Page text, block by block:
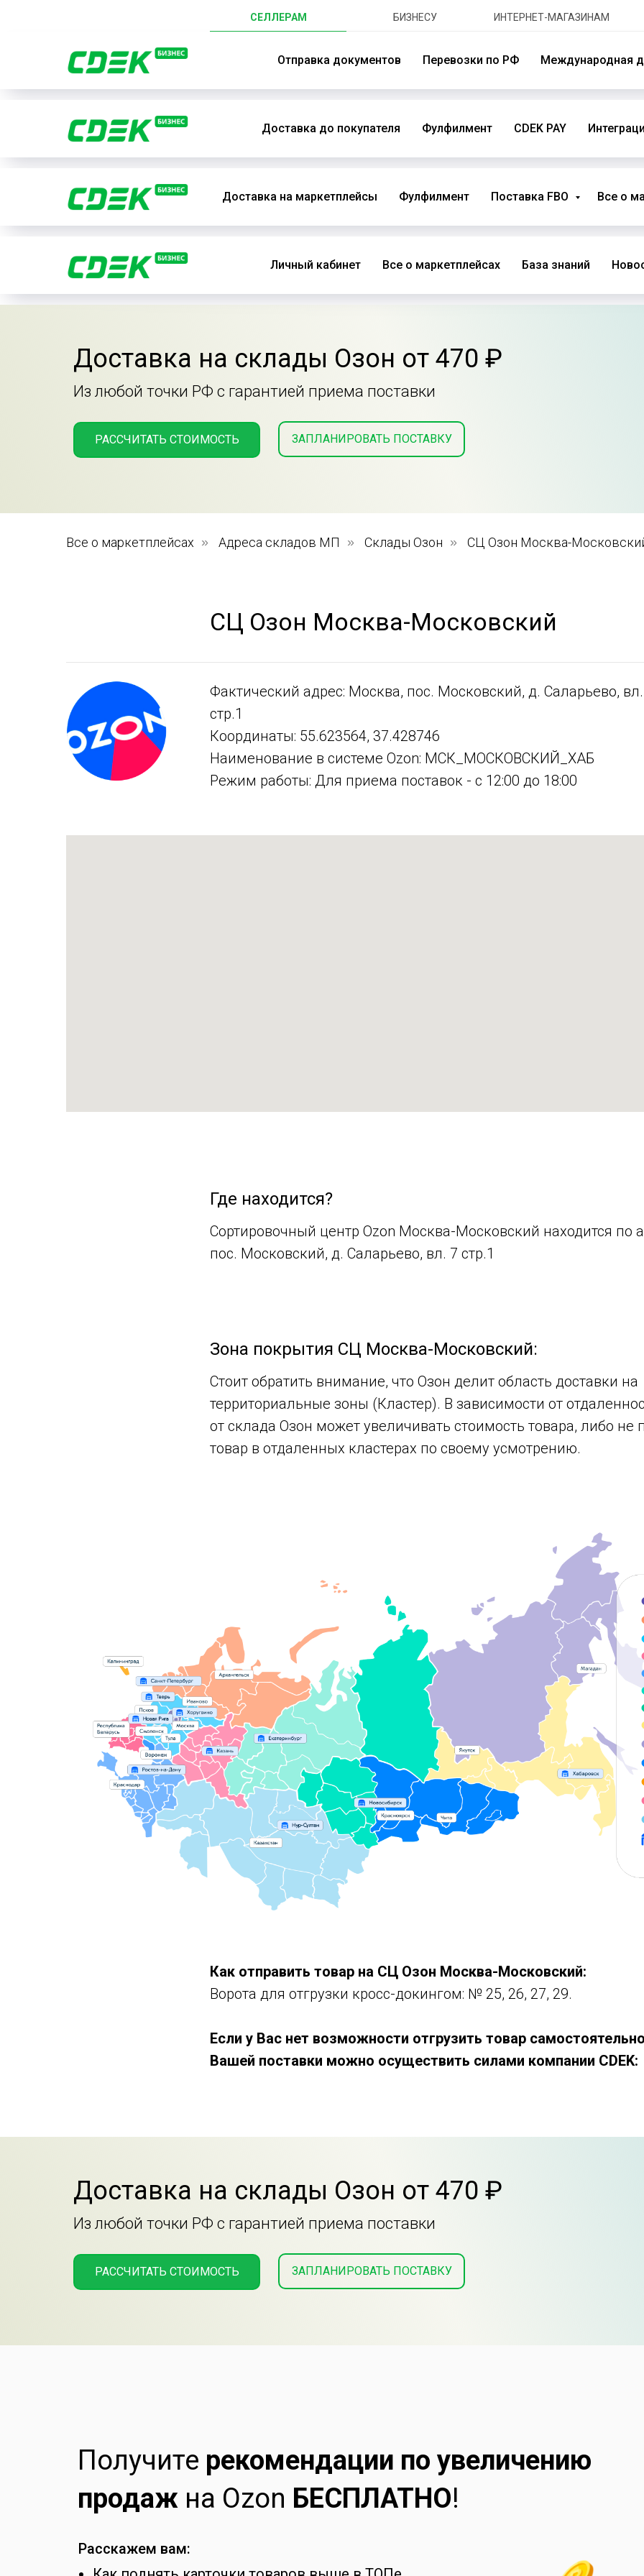
СЕЛЛЕРАМ БИЗНЕСУ ИНТЕРНЕТ-МАГАЗИНАМ
Отправка документов Перевозки по РФ Международная
Доставка до покупателя Фулфилмент CDEK PAY
Доставка на маркетплейсы Фулфилмент Поставка FBO Все о
Личный кабинет Все о маркетплейсах База знаний
Доставка на склады Озон от 470 ₽
РАССЧИТАТЬ СТОИМОСТЬ
Из любой точки РФ с гарантией приема поставки
ЗАПЛАНИРОВАТЬ ПОСТАВКУ
Все о маркетплейсах » Адреса складов МП » Склады Озон » СЦ Озон Москва-
СЦ Озон Москва-Московский
Фактический адрес: Москва, пос. Московский, д. Саларьево,
стр.1
Координаты: 55.623564, 37.428746
Наименование в системе Ozon: МСК_МОСКОВСКИЙ_ХАБ
Режим работы: Для приема поставок - с 12:00 до 18:00
Где находится?
Сортировочный центр Ozon Москва-Московский находится по
пос. Московский, д. Саларьево, вл. 7 стр.1
Зона покрытия СЦ Москва-Московский:
Стоит обратить внимание, что Озон делит область доставки на
территориальные зоны (Кластер). В зависимости от
от склада Озон может увеличивать стоимость товара, либо не
товар в отдаленных кластерах по своему усмотрению.
Как отправить товар на СЦ Озон Москва-Московский:
Ворота для отгрузки кросс-докингом: № 25, 26, 27, 29.
Если у Вас нет возможности отгрузить товар
Вашей поставки можно осуществить силами компании CDEK:
Доставка на склады Озон от 470 ₽
РАССЧИТАТЬ СТОИМОСТЬ
Из любой точки РФ с гарантией приема поставки
ЗАПЛАНИРОВАТЬ ПОСТАВКУ
Расскажем вам:
Получите рекомендации по увеличению
продаж на Ozon БЕСПЛАТНО!